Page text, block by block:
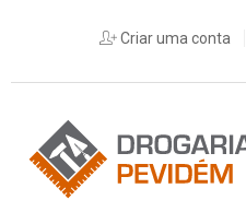
Criar uma conta